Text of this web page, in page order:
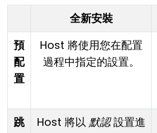
全新安裝
預
配
置
Host 將使用您在配置
過程中指定的設置。
跳
Host 將以 默認設置進